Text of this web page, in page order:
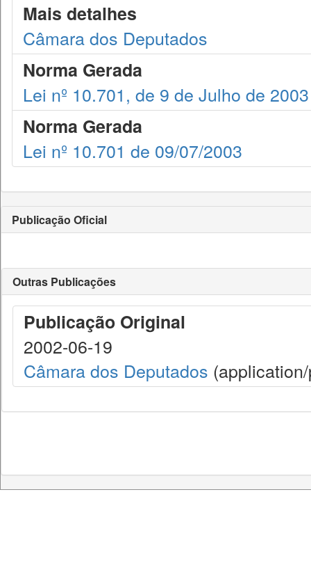
Mais detalhes
Câmara dos Deputados
Norma Gerada
Lei nº 10.701, de 9 de Julho de 2003
Norma Gerada
Lei nº 10.701 de 09/07/2003
Publicação Oficial
Outras Publicações
Publicação Original
2002-06-19
Câmara dos Deputados